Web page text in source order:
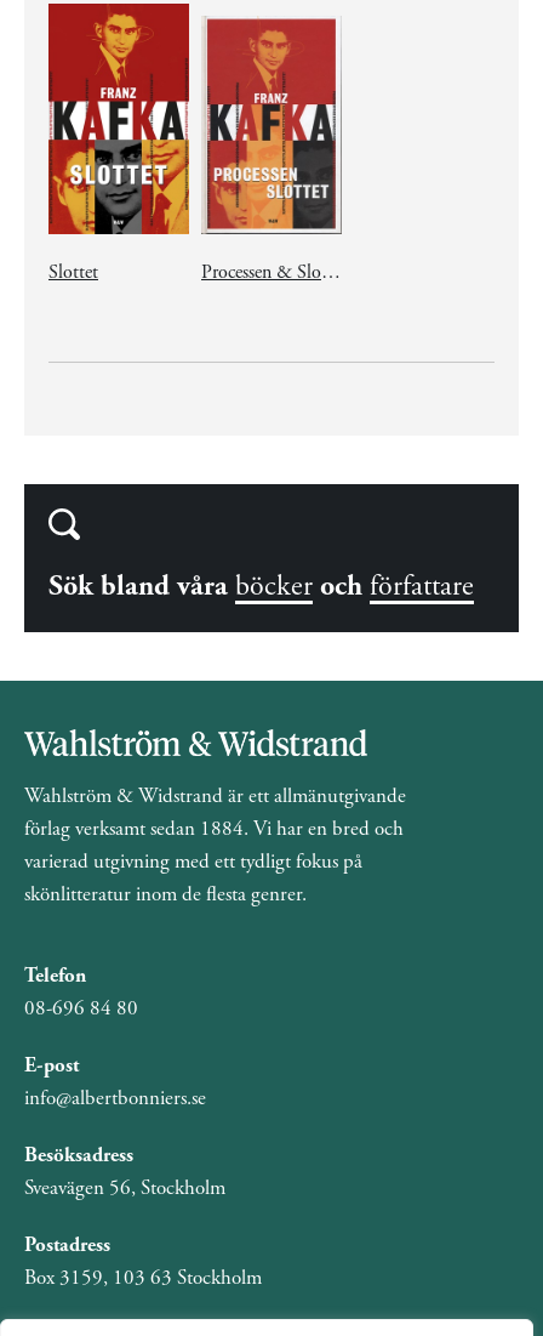
Slottet Processen & Slottet (1 volym)
Sök bland våra böcker och författare
Wahlström & Widstrand är ett allmänutgivande
förlag verksamt sedan 1884. Vi har en bred och
varierad utgivning med ett tydligt fokus på
skönlitteratur inom de flesta genrer.
Telefon
08-696 84 80
E-post
info@albertbonniers.se
Besöksadress
Sveavägen 56, Stockholm
Postadress
Box 3159, 103 63 Stockholm